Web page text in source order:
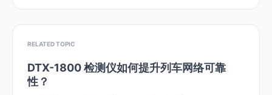
RELATED TOPIC
DTX-1800 检测仪如何提升列车网络可靠
性？